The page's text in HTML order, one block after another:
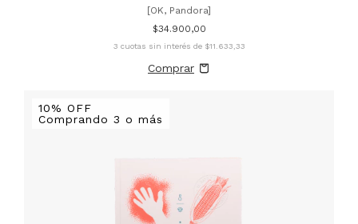
[OK, Pandora]
$34.900,00
3 cuotas sin interés de $11.633,33
10% OFF
Comprando 3 o más